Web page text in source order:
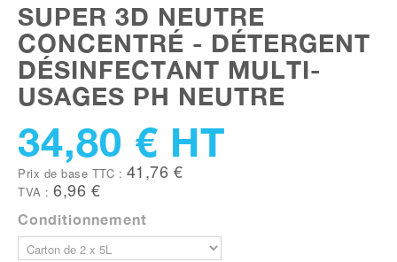
SUPER 3D NEUTRE
CONCENTRÉ - DÉTERGENT
DÉSINFECTANT MULTI-
USAGES PH NEUTRE
34,80 € HT
Prix de base TTC : 41,76 €
TVA : 6,96 €
Conditionnement